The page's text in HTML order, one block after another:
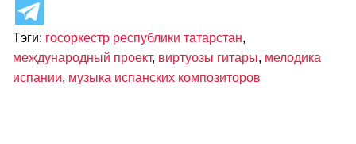
Тэги: госоркестр республики татарстан,
международный проект, виртуозы гитары, мелодика
испании, музыка испанских композиторов